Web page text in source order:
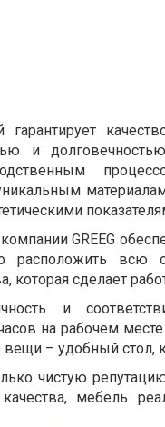
гарантирует
и
GREEG
расположить всю
которая сделает
и
на рабочем
– удобный стол,
чистую
мебель